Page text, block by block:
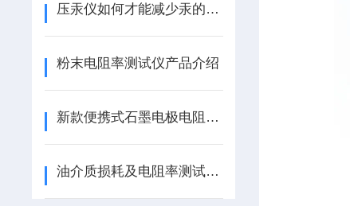
压汞仪如何才能减少汞的消耗
粉末电阻率测试仪产品介绍
新款便携式石墨电极电阻率测试仪
油介质损耗及电阻率测试仪的主要功能及技术参数